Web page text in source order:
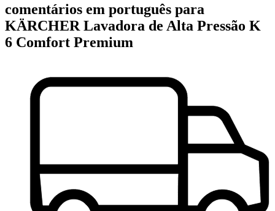
comentários em português para
KÄRCHER Lavadora de Alta Pressão K
6 Comfort Premium